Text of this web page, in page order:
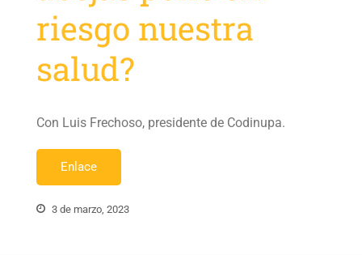
riesgo nuestra
salud?
Con Luis Frechoso, presidente de Codinupa.
Enlace
3 de marzo, 2023